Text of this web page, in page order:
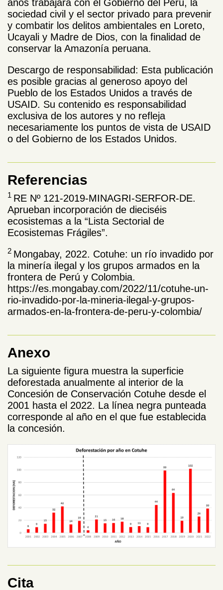
años trabajará con el Gobierno del Perú, la
sociedad civil y el sector privado para prevenir
y combatir los delitos ambientales en Loreto,
Ucayali y Madre de Dios, con la finalidad de
conservar la Amazonía peruana.
Descargo de responsabilidad: Esta publicación
es posible gracias al generoso apoyo del
Pueblo de los Estados Unidos a través de
USAID. Su contenido es responsabilidad
exclusiva de los autores y no refleja
necesariamente los puntos de vista de USAID
o del Gobierno de los Estados Unidos.
Referencias
1 RE Nº 121-2019-MINAGRI-SERFOR-DE.
Aprueban incorporación de dieciséis
ecosistemas a la “Lista Sectorial de
Ecosistemas Frágiles”.
2 Mongabay, 2022. Cotuhe: un río invadido por
la minería ilegal y los grupos armados en la
frontera de Perú y Colombia.
https://es.mongabay.com/2022/11/cotuhe-un-
rio-invadido-por-la-mineria-ilegal-y-grupos-
armados-en-la-frontera-de-peru-y-colombia/
Anexo
La siguiente figura muestra la superficie
deforestada anualmente al interior de la
Concesión de Conservación Cotuhe desde el
2001 hasta el 2022. La línea negra punteada
corresponde al año en el que fue establecida
la concesión.
Cita